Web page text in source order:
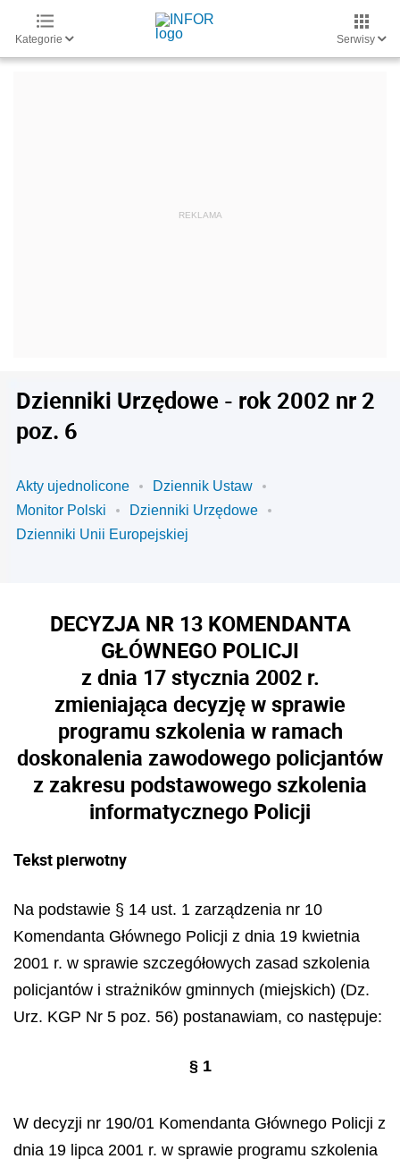
Kategorie Serwisy
Dzienniki Urzędowe - rok 2002 nr 2
poz. 6
Akty ujednolicone
Dziennik Ustaw
Monitor Polski
Dzienniki Urzędowe
Dzienniki Unii Europejskiej
DECYZJA NR 13 KOMENDANTA
GŁÓWNEGO POLICJI
z dnia 17 stycznia 2002 r.
zmieniająca decyzję w sprawie
programu szkolenia w ramach
doskonalenia zawodowego policjantów
z zakresu podstawowego szkolenia
informatycznego Policji
Tekst pierwotny
Na podstawie § 14 ust. 1 zarządzenia nr 10
Komendanta Głównego Policji z dnia 19 kwietnia
2001 r. w sprawie szczegółowych zasad szkolenia
policjantów i strażników gminnych (miejskich) (Dz.
Urz. KGP Nr 5 poz. 56) postanawiam, co następuje:
§ 1
W decyzji nr 190/01 Komendanta Głównego Policji z
dnia 19 lipca 2001 r. w sprawie programu szkolenia